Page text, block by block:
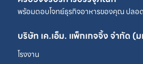
พร้อมตอบโจทย์ธุรกิจอาหารของคุณ ปลอ
บริษัท เค.เอ็ม. แพ็กเกจจิ้ง จำกัด (
โรงงาน